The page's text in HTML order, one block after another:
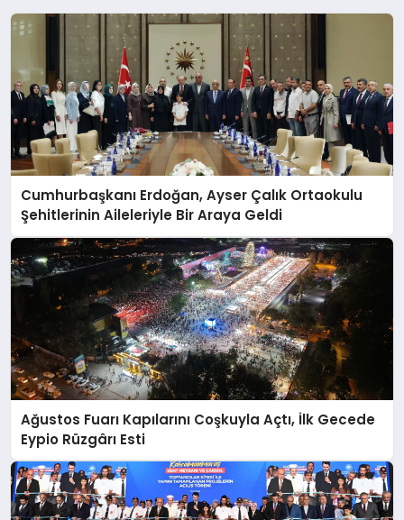
Cumhurbaşkanı Erdoğan, Ayser Çalık Ortaokulu
Şehitlerinin Aileleriyle Bir Araya Geldi
Ağustos Fuarı Kapılarını Coşkuyla Açtı, İlk Gecede
Eypio Rüzgârı Esti